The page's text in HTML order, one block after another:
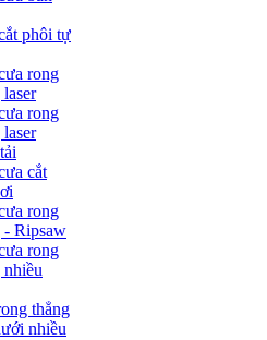
phôi tự
rong
laser
rong
laser
cắt
rong
- Ripsaw
rong
nhiều
thẳng
nhiều